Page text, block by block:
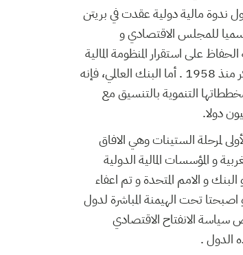
البنك العالمي و صندوق النقد الدولي استحدثا سنة 1944 اثناء اول ندوة مالية دولية عقدت في بريتن
للمجلس الاقتصادي و
على استقرار المنظومة المالية
الدولية من خلال تنظيم حركة رؤوس الاموال و قد انضمت تونس اليه بشكل مبكر منذ 1958 . أما البنك العالمي، فإنه
التنموية بالتنسيق مع
لمرحلة الستينات وهي الافاق
و المؤسسات المالية الدولية
و الامم المتحدة و تم اعفاء
تحت الهيمنة المباشرة لدول
سياسة الانفتاح الاقتصادي
الدول .